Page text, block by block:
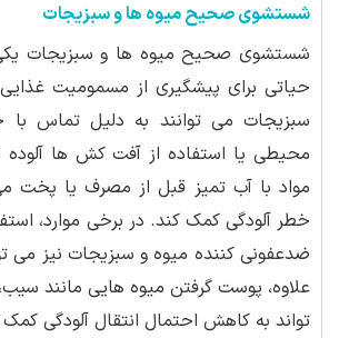
شستشوی صحیح میوه ها و سبزیجات
شستشوی صحیح میوه ها و سبزیجات یکی
حیاتی برای پیشگیری از مسمومیت
سبزیجات می توانند به دلیل تماس با
محیطی یا استفاده از آفت کش ها
مواد با آب تمیز قبل از مصرف یا پخت
خطر آلودگی کمک کند. در برخی موارد،
ضدعفونی کننده میوه و سبزیجات نیز می
علاوه، پوست گرفتن میوه هایی مانند
تواند به کاهش احتمال انتقال آلودگی